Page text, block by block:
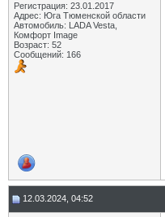
Регистрация: 23.01.2017
Адрес: Юга Тюменской области
Автомобиль: LADA Vesta,
Комфорт Image
Возраст: 52
Сообщений: 166
12.03.2024, 04:52